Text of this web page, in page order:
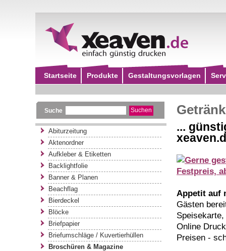
Suche
Startseite Produkte Gestaltungsvorlagen
Abiturzeitung
Aktenordner
Aufkleber & Etiketten
Backlightfolie
Banner & Planen
Beachflag
Bierdeckel
Blöcke
Briefpapier
Briefumschläge / Kuvertierhüllen
Broschüren & Magazine
...
Appetit auf
Gästen
Online
Preisen -